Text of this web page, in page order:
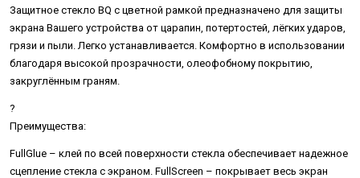
Защитное стекло BQ с цветной рамкой предназначено для защиты
экрана Вашего устройства от царапин, потертостей, лёгких ударов,
грязи и пыли. Легко устанавливается. Комфортно в использовании
благодаря высокой прозрачности, олеофобному покрытию,
закруглённым граням.
?
Преимущества:
FullGlue – клей по всей поверхности стекла обеспечивает надежное
сцепление стекла с экраном. FullScreen – покрывает весь экран